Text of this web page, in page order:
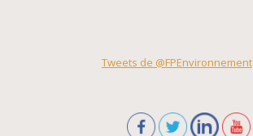
Tweets de @FPEnvironnement